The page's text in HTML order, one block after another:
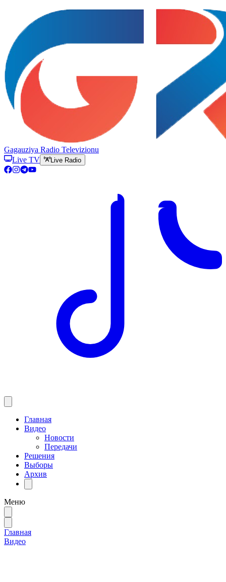
Gagauziya Radio Televizionu
Live TV
Live Radio
Главная
Видео
Новости
Передачи
Решения
Выборы
Архив
Меню
Главная
Видео